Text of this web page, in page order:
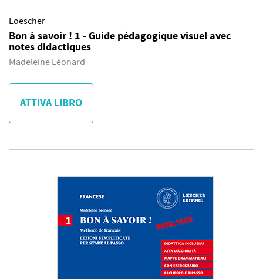
Loescher
Bon à savoir ! 1 - Guide pédagogique visuel avec
notes didactiques
Madeleine Léonard
ATTIVA LIBRO